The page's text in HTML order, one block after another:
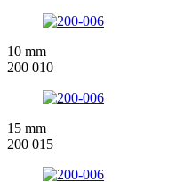
10 mm
200 010
15 mm
200 015